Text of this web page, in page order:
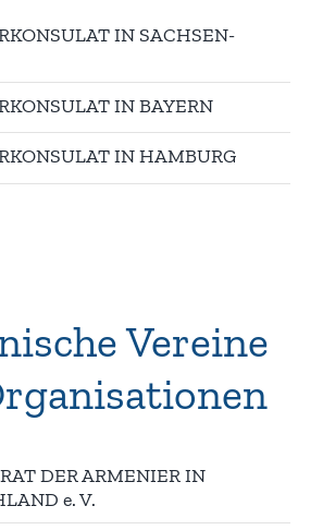
IN SACHSEN-
IN BAYERN
IN HAMBURG
Vereine
DER ARMENIER IN
e. V.